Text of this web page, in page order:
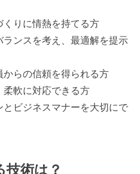
くりに情熱を持てる方
ランスを考え、最適解を提示
からの信頼を得られる方
柔軟に対応できる方
とビジネスマナーを大切にで
術は？